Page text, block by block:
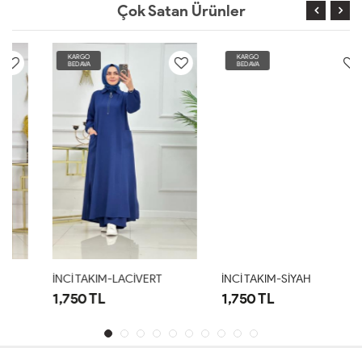
Çok Satan Ürünler
İNCİ TAKIM-LACİVERT
1,750 TL
İNCİ TAKIM-SİYAH
1,750 TL